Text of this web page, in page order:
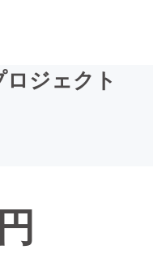
ファッション
ジェクト
円